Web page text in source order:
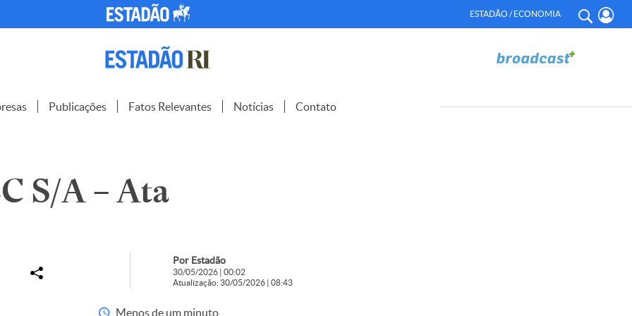
ESTADÃO / ECONOMIA
Publicações Fatos Relevantes Notícias Contato
S/A – Ata
Por Estadão
30/05/2026 | 00:02
Atualização: 30/05/2026 | 08:43
Menos de um minuto